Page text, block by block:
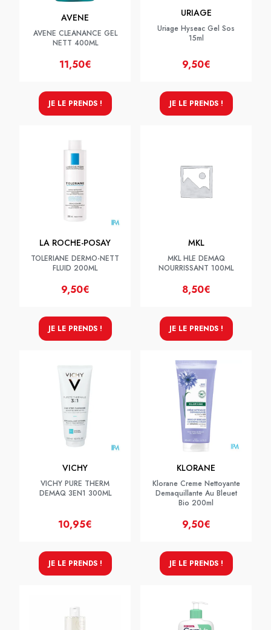
AVENE
AVENE CLEANANCE GEL
NETT 400ML
11,50€
JE LE PRENDS !
URIAGE
Uriage Hyseac Gel Sos
15ml
9,50€
JE LE PRENDS !
LA ROCHE-POSAY
TOLERIANE DERMO-NETT
FLUID 200ML
9,50€
JE LE PRENDS !
MKL
MKL HLE DEMAQ
NOURRISSANT 100ML
8,50€
JE LE PRENDS !
VICHY
VICHY PURE THERM
DEMAQ 3EN1 300ML
10,95€
JE LE PRENDS !
KLORANE
Klorane Creme Nettoyante
Demaquillante Au Bleuet
Bio 200ml
9,50€
JE LE PRENDS !